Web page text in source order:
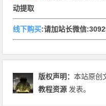
动提取
线下购买:请加站长微信
版权声明：本站原创
教程资源 发表。